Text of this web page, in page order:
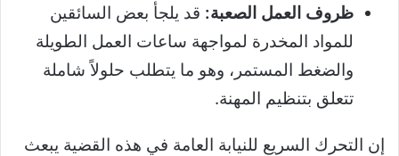
ظروف العمل الصعبة: قد يلجأ بعض السائقين
للمواد المخدرة لمواجهة ساعات العمل الطويلة
والضغط المستمر، وهو ما يتطلب حلولاً شاملة
تتعلق بتنظيم المهنة.
إن التحرك السريع للنيابة العامة في هذه القضية يبعث